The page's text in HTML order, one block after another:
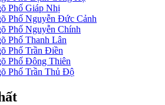
Phố Giáp Nhị
Phố Nguyễn Đức Cảnh
Phố Nguyễn Chính
Phố Thanh Lân
Phố Trần Điền
Phố Đông Thiên
Phố Trần Thủ Độ